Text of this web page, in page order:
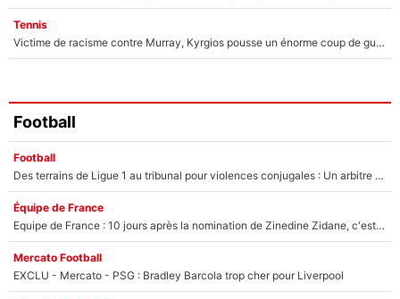
Tennis
Victime de racisme contre Murray, Kyrgios pousse un énorme coup de gueule !
Football
Football
Des terrains de Ligue 1 au tribunal pour violences conjugales : Un arbitre français encourt une peine de 18 mois de prison !
Équipe de France
Equipe de France : 10 jours après la nomination de Zinedine Zidane, c'est au tour de son fils de prendre un nouveau départ !
Mercato Football
EXCLU - Mercato - PSG : Bradley Barcola trop cher pour Liverpool